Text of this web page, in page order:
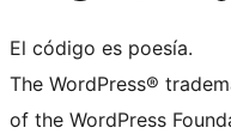
El código es poesía.
The WordPress®
of the WordPress